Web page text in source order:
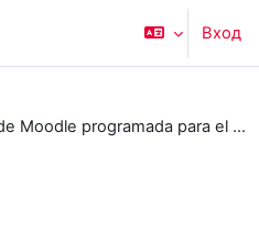
Вход
Actualización de Moodle programada para el 8 de agosto de 2017 (12:00 - 5:00 p.m.)